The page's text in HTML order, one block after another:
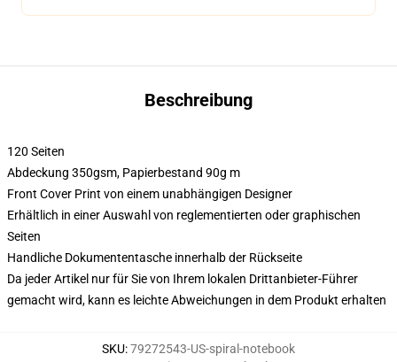
Beschreibung
120 Seiten
Abdeckung 350gsm, Papierbestand 90g m
Front Cover Print von einem unabhängigen Designer
Erhältlich in einer Auswahl von reglementierten oder graphischen
Seiten
Handliche Dokumententasche innerhalb der Rückseite
Da jeder Artikel nur für Sie von Ihrem lokalen Drittanbieter-Führer
gemacht wird, kann es leichte Abweichungen in dem Produkt erhalten
SKU:79272543-US-spiral-notebook